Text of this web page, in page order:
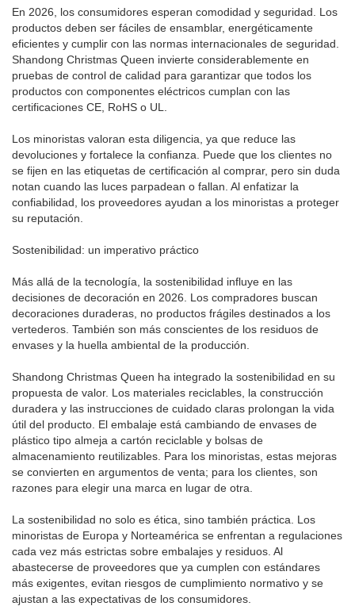
En 2026, los consumidores esperan comodidad y seguridad. Los
productos deben ser fáciles de ensamblar, energéticamente
eficientes y cumplir con las normas internacionales de seguridad.
Shandong Christmas Queen invierte considerablemente en
pruebas de control de calidad para garantizar que todos los
productos con componentes eléctricos cumplan con las
certificaciones CE, RoHS o UL.
Los minoristas valoran esta diligencia, ya que reduce las
devoluciones y fortalece la confianza. Puede que los clientes no
se fijen en las etiquetas de certificación al comprar, pero sin duda
notan cuando las luces parpadean o fallan. Al enfatizar la
confiabilidad, los proveedores ayudan a los minoristas a proteger
su reputación.
Sostenibilidad: un imperativo práctico
Más allá de la tecnología, la sostenibilidad influye en las
decisiones de decoración en 2026. Los compradores buscan
decoraciones duraderas, no productos frágiles destinados a los
vertederos. También son más conscientes de los residuos de
envases y la huella ambiental de la producción.
Shandong Christmas Queen ha integrado la sostenibilidad en su
propuesta de valor. Los materiales reciclables, la construcción
duradera y las instrucciones de cuidado claras prolongan la vida
útil del producto. El embalaje está cambiando de envases de
plástico tipo almeja a cartón reciclable y bolsas de
almacenamiento reutilizables. Para los minoristas, estas mejoras
se convierten en argumentos de venta; para los clientes, son
razones para elegir una marca en lugar de otra.
La sostenibilidad no solo es ética, sino también práctica. Los
minoristas de Europa y Norteamérica se enfrentan a regulaciones
cada vez más estrictas sobre embalajes y residuos. Al
abastecerse de proveedores que ya cumplen con estándares
más exigentes, evitan riesgos de cumplimiento normativo y se
ajustan a las expectativas de los consumidores.